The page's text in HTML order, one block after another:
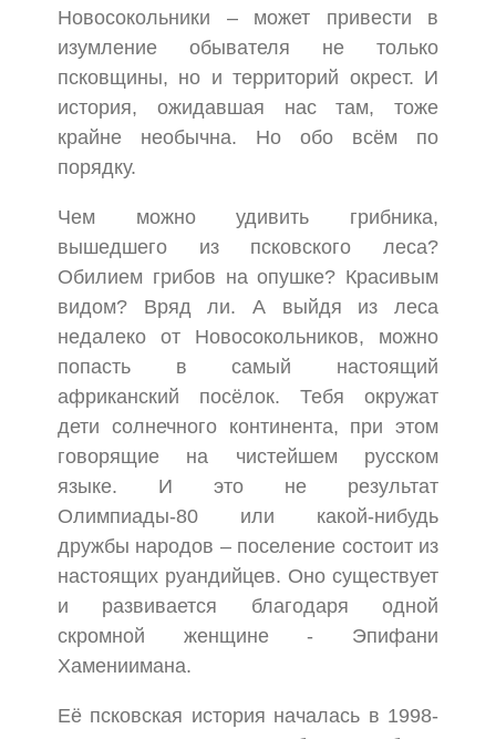
Новосокольники – может привести в
изумление обывателя не только
псковщины, но и территорий окрест. И
история, ожидавшая нас там, тоже
крайне необычна. Но обо всём по
порядку.
Чем можно удивить грибника,
вышедшего из псковского леса?
Обилием грибов на опушке? Красивым
видом? Вряд ли. А выйдя из леса
недалеко от Новосокольников, можно
попасть в самый настоящий
африканский посёлок. Тебя окружат
дети солнечного континента, при этом
говорящие на чистейшем русском
языке. И это не результат
Олимпиады-80 или какой-нибудь
дружбы народов – поселение состоит из
настоящих руандийцев. Оно существует
и развивается благодаря одной
скромной женщине - Эпифани
Хамениимана.
Её псковская история началась в 1998-